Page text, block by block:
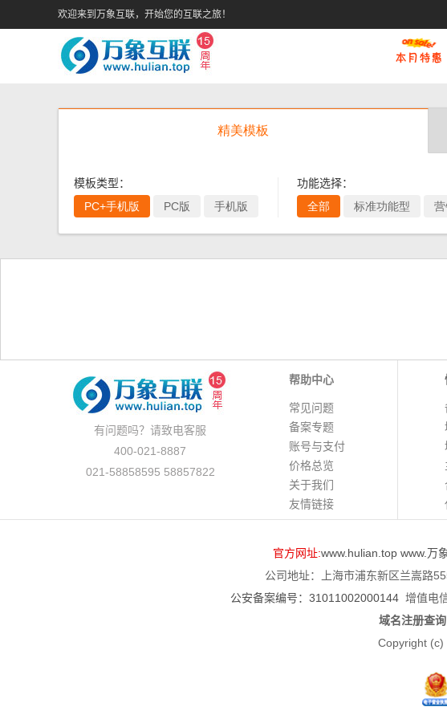
欢迎来到万象互联，开始您的互联之旅！
精美模板
模板类型：
PC+手机版
PC版 手机版
功能选择：
全部
标准功能型
有问题吗？请致电客服
400-021-8887
021-58858595 58857822
帮助中心
常见问题
备案专题
账号与支付
价格总览
关于我们
友情链接
官方网址:www.hulian.top www.万
公司地址：上海市浦东新区兰嵩路
公安备案编号：31011002000144 增值电
域名注册查询
Copyright